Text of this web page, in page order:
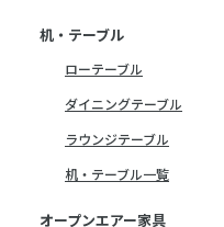
机・テーブル
ローテーブル
ダイニングテーブル
ラウンジテーブル
机・テーブル一覧
オープンエアー家具